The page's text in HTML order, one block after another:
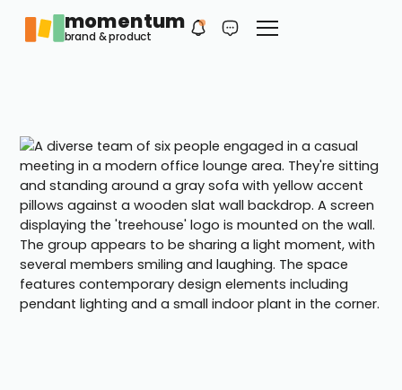
momentum
brand & product
Philip
Dein erster Kontakt